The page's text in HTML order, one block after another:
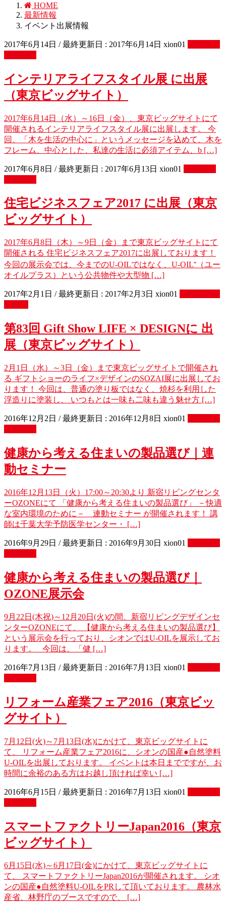
HOME
最新情報
イベント出展情報
2017年6月14日 / 最終更新日 : 2017年6月14日 xion01
インテリアライフスタイル展 に出展
（東京ビッグサイト）
2017年6月14日（水）～16日（金）、東京ビッグサイトにて
開催されるインテリアライフスタイル展に出展します。 今
回、「木を生活の中心に」というメッセージを込めて、木を
フレーム、中心とした、私達の生活に必須アイテム、b […]
2017年6月8日 / 最終更新日 : 2017年6月13日 xion01
住宅ビジネスフェア2017 に出展（東京
ビッグサイト）
2017年6月8日（木）～9日（金）まで東京ビッグサイトにて
開催される 住宅ビジネスフェア2017に出展しております！
今回の展示会では、今までのU-OILではなく、U-OIL⁺（ユー
オイルプラス）という公共物件や大型物 […]
2017年2月1日 / 最終更新日 : 2017年2月3日 xion01
第83回 Gift Show LIFE × DESIGNに 出
展（東京ビッグサイト）
2月1日（水）～3日（金）まで東京ビッグサイトで開催され
る ギフトショーのライフ×デザインのSOZAI展に出展してお
ります！ 今回は、普通の塗り板ではなく、焼杉を利用した
浮造りに塗装し、 いつもとは一味も二味も違う魅せ方 […]
2016年12月2日 / 最終更新日 : 2016年12月8日 xion01
健康から考える住まいの製品選び｜連
動セミナー
2016年12月13日（火）17:00～20:30より 新宿リビングセンタ
ーOZONEにて 「健康から考える住まいの製品選び」 －快適
な室内環境のために－ 連動セミナー が開催されます！ 講
師は千葉大学予防医学センター・ […]
2016年9月29日 / 最終更新日 : 2016年9月30日 xion01
健康から考える住まいの製品選び｜
OZONE展示会
9月22日(木祝)～12月20日(火)の間、新宿リビングデザインセ
ンターOZONEにて、 【健康から考える住まいの製品選び】
という展示会を行っており、シオンではU-OILを展示してお
ります。 今回は、「健 […]
2016年7月13日 / 最終更新日 : 2016年7月13日 xion01
リフォーム産業フェア2016（東京ビッ
グサイト）
7月12日(火)～7月13日(水)にかけて、東京ビッグサイトに
て、 リフォーム産業フェア2016に、シオンの国産●自然塗料
U-OILを出展しております。 イベントは本日までですが、お
時間に余裕のある方はお越し頂ければ幸い […]
2016年6月15日 / 最終更新日 : 2016年7月13日 xion01
スマートファクトリーJapan2016（東京
ビッグサイト）
6月15日(水)～6月17日(金)にかけて、東京ビッグサイトに
て、 スマートファクトリーJapan2016が開催されます。 シオ
ンの国産●自然塗料U-OILをPRして頂いております。 農林水
産省、林野庁のブースですので、 […]